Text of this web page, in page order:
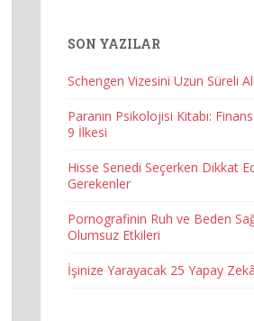
SON YAZILAR
Schengen Vizesini Uzun Süreli
Paranın Psikolojisi Kitabı:
9 İlkesi
Hisse Senedi Seçerken Dikkat
Gerekenler
Pornografinin Ruh ve Beden
Olumsuz Etkileri
İşinize Yarayacak 25 Yapay